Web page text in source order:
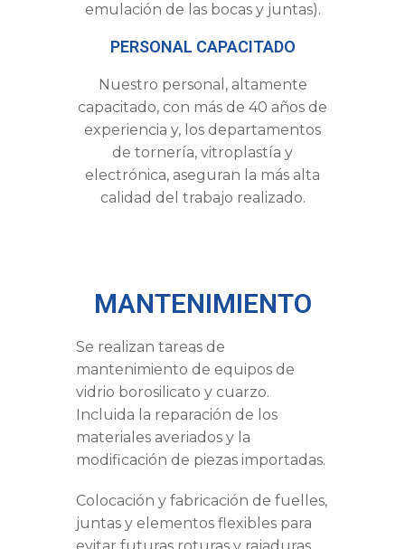
emulación de las bocas y juntas).
PERSONAL CAPACITADO
Nuestro personal, altamente
capacitado, con más de 40 años de
experiencia y, los departamentos
de tornería, vitroplastía y
electrónica, aseguran la más alta
calidad del trabajo realizado.
MANTENIMIENTO
Se realizan tareas de
mantenimiento de equipos de
vidrio borosilicato y cuarzo.
Incluida la reparación de los
materiales averiados y la
modificación de piezas importadas.
Colocación y fabricación de fuelles,
juntas y elementos flexibles para